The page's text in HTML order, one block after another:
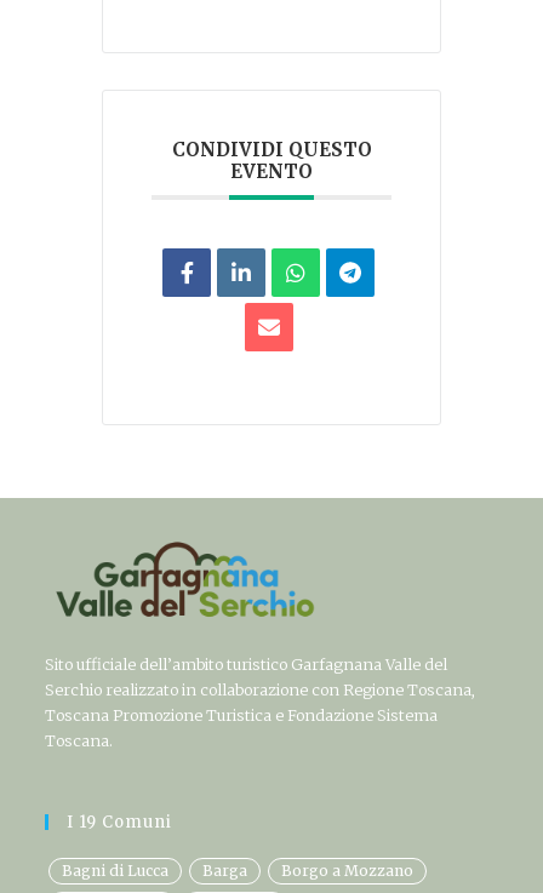
CONDIVIDI QUESTO
EVENTO
Sito ufficiale dell’ambito turistico Garfagnana Valle del
Serchio realizzato in collaborazione con Regione Toscana,
Toscana Promozione Turistica e Fondazione Sistema
Toscana.
I 19 Comuni
Bagni di Lucca Barga
Borgo a Mozzano